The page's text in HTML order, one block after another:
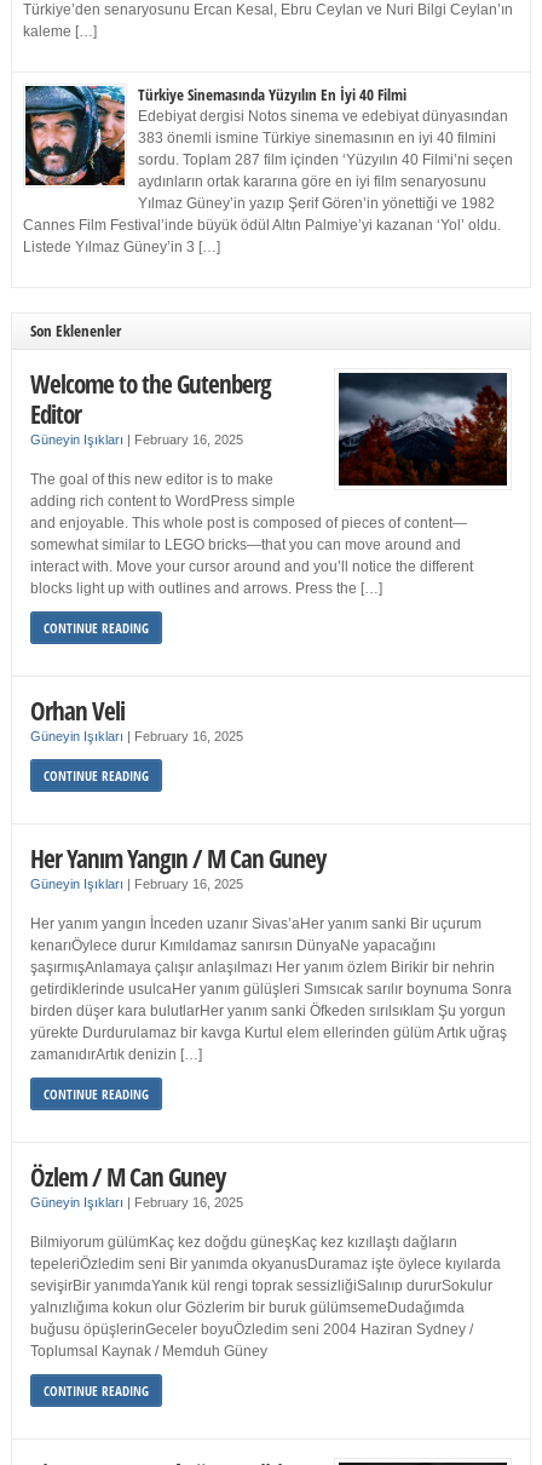
Türkiye’den senaryosunu Ercan Kesal, Ebru Ceylan ve Nuri Bilgi Ceylan’ın
kaleme […]
Türkiye Sinemasında Yüzyılın En İyi 40 Filmi
Edebiyat dergisi Notos sinema ve edebiyat dünyasından
383 önemli ismine Türkiye sinemasının en iyi 40 filmini
sordu. Toplam 287 film içinden ‘Yüzyılın 40 Filmi’ni seçen
aydınların ortak kararına göre en iyi film senaryosunu
Yılmaz Güney’in yazıp Şerif Gören’in yönettiği ve 1982
Cannes Film Festival’inde büyük ödül Altın Palmiye’yi kazanan ‘Yol’ oldu.
Listede Yılmaz Güney’in 3 […]
Son Eklenenler
Welcome to the Gutenberg
Editor
Güneyin Işıkları | February 16, 2025
The goal of this new editor is to make
adding rich content to WordPress simple
and enjoyable. This whole post is composed of pieces of content—
somewhat similar to LEGO bricks—that you can move around and
interact with. Move your cursor around and you’ll notice the different
blocks light up with outlines and arrows. Press the […]
CONTINUE READING
Orhan Veli
Güneyin Işıkları | February 16, 2025
CONTINUE READING
Her Yanım Yangın / M Can Guney
Güneyin Işıkları | February 16, 2025
Her yanım yangın İnceden uzanır Sivas’aHer yanım sanki Bir uçurum
kenarıÖylece durur Kımıldamaz sanırsın DünyaNe yapacağını
şaşırmışAnlamaya çalışır anlaşılmazı Her yanım özlem Birikir bir nehrin
getirdiklerinde usulcaHer yanım gülüşleri Sımsıcak sarılır boynuma Sonra
birden düşer kara bulutlarHer yanım sanki Öfkeden sırılsıklam Şu yorgun
yürekte Durdurulamaz bir kavga Kurtul elem ellerinden gülüm Artık uğraş
zamanıdırArtık denizin […]
CONTINUE READING
Özlem / M Can Guney
Güneyin Işıkları | February 16, 2025
Bilmiyorum gülümKaç kez doğdu güneşKaç kez kızıllaştı dağların
tepeleriÖzledim seni Bir yanımda okyanusDuramaz işte öylece kıyılarda
sevişirBir yanımdaYanık kül rengi toprak sessizliğiSalınıp dururSokulur
yalnızlığıma kokun olur Gözlerim bir buruk gülümsemeDudağımda
buğusu öpüşlerinGeceler boyuÖzledim seni 2004 Haziran Sydney /
Toplumsal Kaynak / Memduh Güney
CONTINUE READING